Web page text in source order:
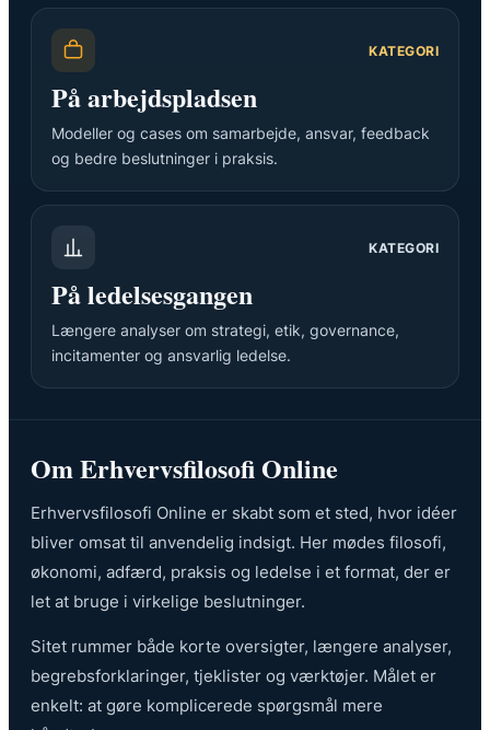
KATEGORI
På arbejdspladsen
Modeller og cases om samarbejde, ansvar, feedback
og bedre beslutninger i praksis.
KATEGORI
På ledelsesgangen
Længere analyser om strategi, etik, governance,
incitamenter og ansvarlig ledelse.
Om Erhvervsfilosofi Online
Erhvervsfilosofi Online er skabt som et sted, hvor idéer
bliver omsat til anvendelig indsigt. Her mødes filosofi,
økonomi, adfærd, praksis og ledelse i et format, der er
let at bruge i virkelige beslutninger.
Sitet rummer både korte oversigter, længere analyser,
begrebsforklaringer, tjeklister og værktøjer. Målet er
enkelt: at gøre komplicerede spørgsmål mere